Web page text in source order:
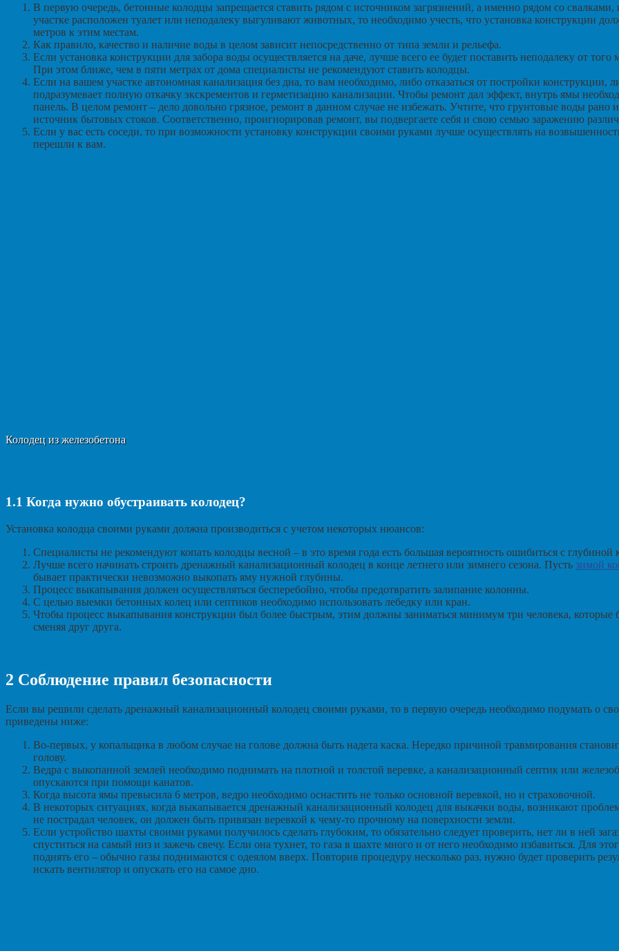
В первую очередь, бетонные колодцы запрещается ставить рядом с источником загрязнений, а именно рядом со
участке расположен туалет или неподалеку выгуливают животных, то необходимо учесть, что установка конструкции
метров к этим местам.
Как правило, качество и наличие воды в целом зависит непосредственно от типа земли и рельефа.
Если установка конструкции для забора воды осуществляется на даче, лучше всего ее будет поставить неподалеку от того
При этом ближе, чем в пяти метрах от дома специалисты не рекомендуют ставить колодцы.
Если на вашем участке автономная канализация без дна, то вам необходимо, либо отказаться от постройки конструкции,
подразумевает полную откачку экскрементов и герметизацию канализации. Чтобы ремонт дал эффект, внутрь ямы
панель. В целом ремонт – дело довольно грязное, ремонт в данном случае не избежать. Учтите, что грунтовые воды рано
источник бытовых стоков. Соответственно, проигнорировав ремонт, вы подвергаете себя и свою семью заражению
Если у вас есть соседи, то при возможности установку конструкции своими руками лучше осуществлять на
перешли к вам.
Колодец из железобетона
1.1 Когда нужно обустраивать колодец?
Установка колодца своими руками должна производиться с учетом некоторых нюансов:
Специалисты не рекомендуют копать колодцы весной – в это время года есть большая вероятность ошибиться с глубиной
Лучше всего начинать строить дренажный канализационный колодец в конце летнего или зимнего сезона. Пусть зимой
бывает практически невозможно выкопать яму нужной глубины.
Процесс выкапывания должен осуществляться бесперебойно, чтобы предотвратить залипание колонны.
С целью выемки бетонных колец или септиков необходимо использовать лебедку или кран.
Чтобы процесс выкапывания конструкции был более быстрым, этим должны заниматься минимум три человека, которые
сменяя друг друга.
2 Соблюдение правил безопасности
Если вы решили сделать дренажный канализационный колодец своими руками, то в первую очередь необходимо подумать о
приведены ниже:
Во-первых, у копальщика в любом случае на голове должна быть надета каска. Нередко причиной травмирования
голову.
Ведра с выкопанной землей необходимо поднимать на плотной и толстой веревке, а канализационный септик или
опускаются при помощи канатов.
Когда высота ямы превысила 6 метров, ведро необходимо оснастить не только основной веревкой, но и страховочной.
В некоторых ситуациях, когда выкапывается дренажный канализационный колодец для выкачки воды, возникают
не пострадал человек, он должен быть привязан веревкой к чему-то прочному на поверхности земли.
Если устройство шахты своими руками получилось сделать глубоким, то обязательно следует проверить, нет ли в ней
спуститься на самый низ и зажечь свечу. Если она тухнет, то газа в шахте много и от него необходимо избавиться. Для
поднять его – обычно газы поднимаются с одеялом вверх. Повторив процедуру несколько раз, нужно будет проверить
искать вентилятор и опускать его на самое дно.